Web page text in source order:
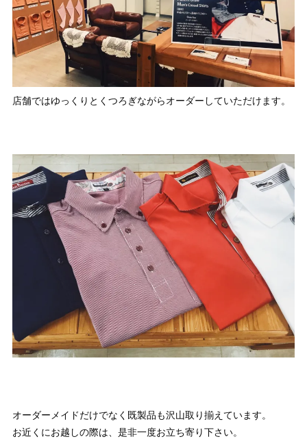
店舗ではゆっくりとくつろぎながらオーダーしていただけます。
オーダーメイドだけでなく既製品も沢山取り揃えています。
お近くにお越しの際は、是非一度お立ち寄り下さい。